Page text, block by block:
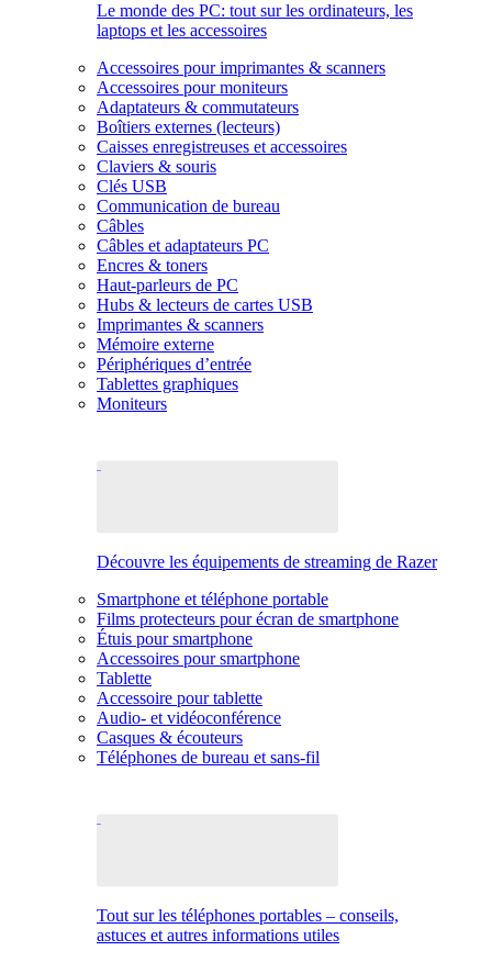
Le monde des PC: tout sur les ordinateurs, les
laptops et les accessoires
Accessoires pour imprimantes & scanners
Accessoires pour moniteurs
Adaptateurs & commutateurs
Boîtiers externes (lecteurs)
Caisses enregistreuses et accessoires
Claviers & souris
Clés USB
Communication de bureau
Câbles
Câbles et adaptateurs PC
Encres & toners
Haut-parleurs de PC
Hubs & lecteurs de cartes USB
Imprimantes & scanners
Mémoire externe
Périphériques d’entrée
Tablettes graphiques
Moniteurs
Découvre les équipements de streaming de Razer
Smartphone et téléphone portable
Films protecteurs pour écran de smartphone
Étuis pour smartphone
Accessoires pour smartphone
Tablette
Accessoire pour tablette
Audio- et vidéoconférence
Casques & écouteurs
Téléphones de bureau et sans-fil
Tout sur les téléphones portables – conseils,
astuces et autres informations utiles